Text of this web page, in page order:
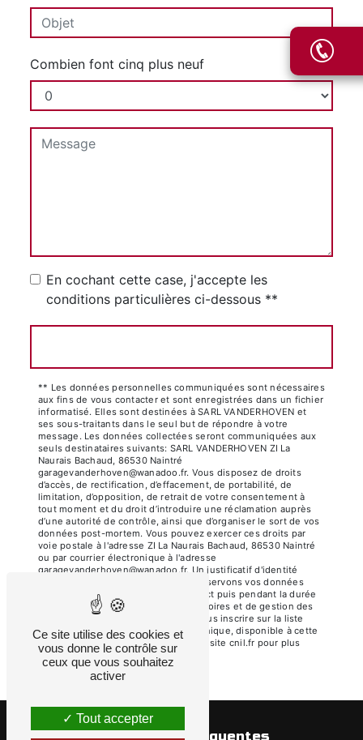
Combien font cinq plus neuf
En cochant cette case, j'accepte les
conditions particulières ci-dessous **
** Les données personnelles communiquées sont nécessaires
aux fins de vous contacter et sont enregistrées dans un fichier
informatisé. Elles sont destinées à SARL VANDERHOVEN et
ses sous-traitants dans le seul but de répondre à votre
message. Les données collectées seront communiquées aux
seuls destinataires suivants: SARL VANDERHOVEN ZI La
Naurais Bachaud, 86530 Naintré
garagevanderhoven@wanadoo.fr. Vous disposez de droits
d’accès, de rectification, d’effacement, de portabilité, de
limitation, d’opposition, de retrait de votre consentement à
tout moment et du droit d’introduire une réclamation auprès
d’une autorité de contrôle, ainsi que d’organiser le sort de vos
données post-mortem. Vous pouvez exercer ces droits par
voie postale à l'adresse ZI La Naurais Bachaud, 86530 Naintré
ou par courrier électronique à l'adresse
garagevanderhoven@wanadoo.fr. Un justificatif d'identité
pourra vous être demandé. Nous conservons vos données
pendant la période de prise de contact puis pendant la durée
de prescription légale aux fins probatoires et de gestion des
contentieux. Vous avez le droit de vous inscrire sur la liste
d'opposition au démarchage téléphonique, disponible à cette
adresse:
Bloctel.gouv.fr. Consultez le site cnil.fr pour plus
d’informations sur vos droits.
Ce site utilise des cookies et
vous donne le contrôle sur
ceux que vous souhaitez
activer
Tout accepter